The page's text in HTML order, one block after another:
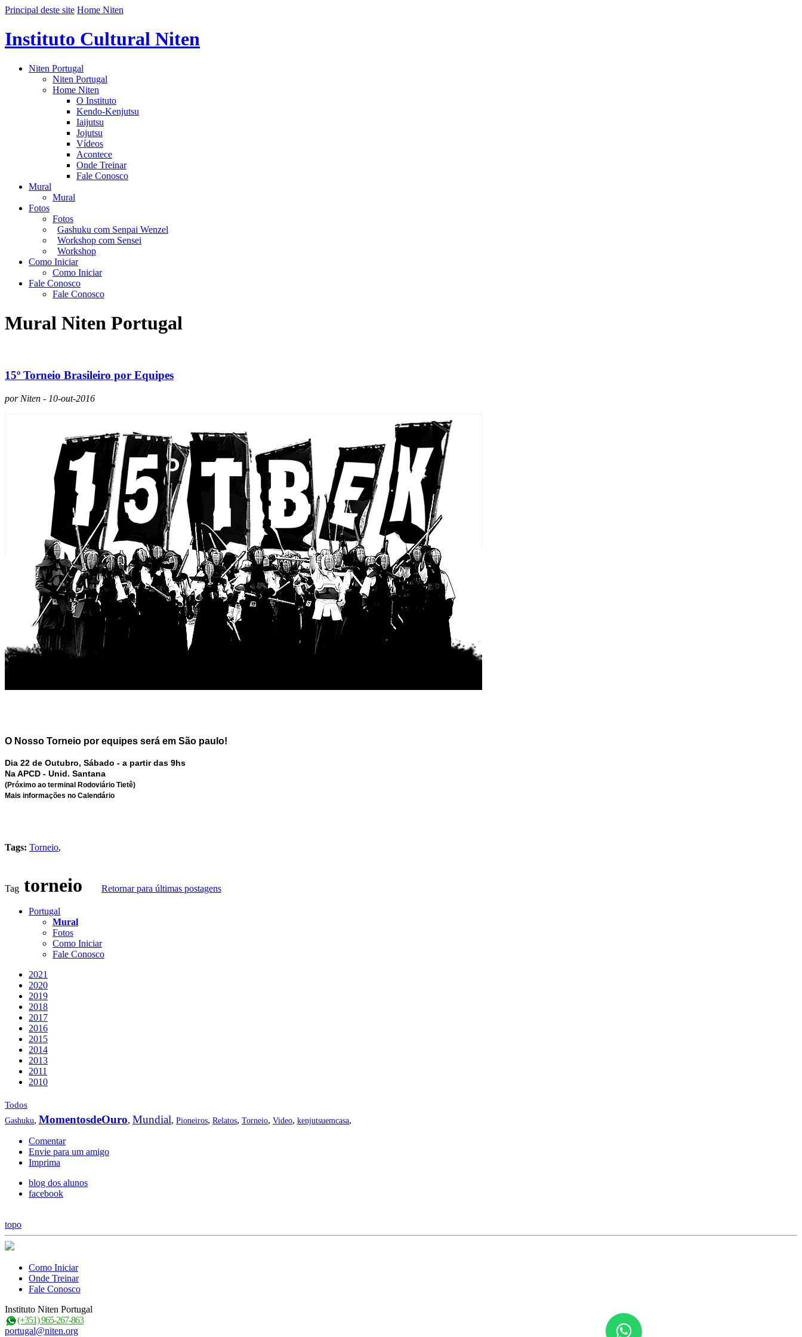
Principal deste site Home Niten
Instituto Cultural Niten
Niten Portugal
Niten Portugal
Home Niten
O Instituto
Kendo-Kenjutsu
Iaijutsu
Jojutsu
Vídeos
Acontece
Onde Treinar
Fale Conosco
Mural
Mural
Fotos
Fotos
Gashuku com Senpai Wenzel
Workshop com Sensei
Workshop
Como Iniciar
Como Iniciar
Fale Conosco
Fale Conosco
Mural Niten Portugal
15º Torneio Brasileiro por Equipes
por Niten - 10-out-2016
O Nosso Torneio por equipes será em São paulo!
Dia 22 de Outubro, Sábado - a partir das 9hs
Na APCD - Unid. Santana
(Próximo ao terminal Rodoviário Tietê)
Mais informações no Calendário
Tags: Torneio,
Tag torneio Retornar para últimas postagens
Portugal
Mural
Fotos
Como Iniciar
Fale Conosco
2021
2020
2019
2018
2017
2016
2015
2014
2013
2011
2010
Todos
Gashuku, MomentosdeOuro, Mundial, Pioneiros, Relatos, Torneio, Video, kenjutsuemcasa,
Comentar
Envie para um amigo
Imprima
blog dos alunos
facebook
topo
Como Iniciar
Onde Treinar
Fale Conosco
Instituto Niten Portugal
(+351) 965-267-863
portugal@niten.org